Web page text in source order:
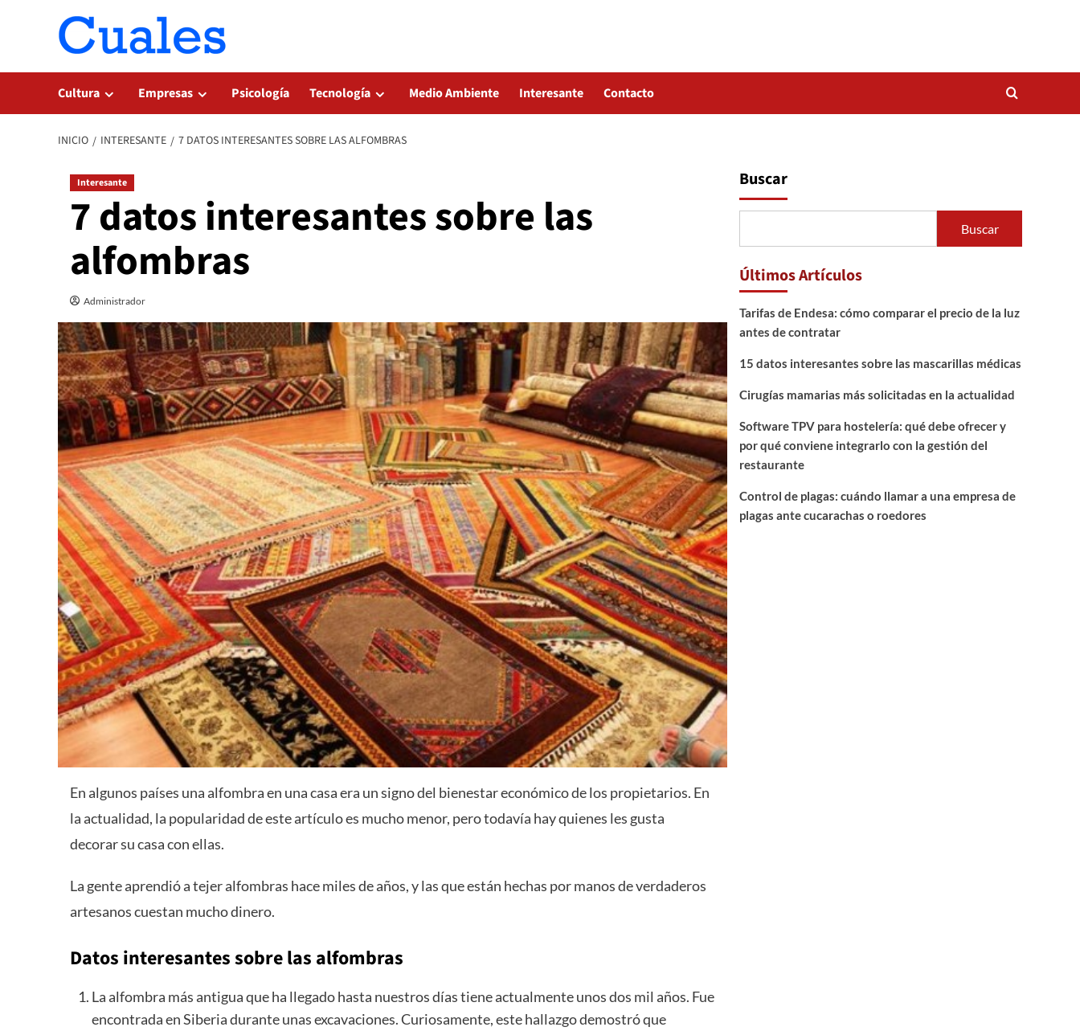
Cultura Empresas Psicología Tecnología Medio Ambiente Interesante Contacto
INICIO INTERESANTE 7 DATOS INTERESANTES SOBRE LAS ALFOMBRAS
Interesante
7 datos interesantes sobre las
alfombras
Administrador
En algunos países una alfombra en una casa era un signo del bienestar económico de los propietarios. En
la actualidad, la popularidad de este artículo es mucho menor, pero todavía hay quienes les gusta
decorar su casa con ellas.
La gente aprendió a tejer alfombras hace miles de años, y las que están hechas por manos de verdaderos
artesanos cuestan mucho dinero.
Datos interesantes sobre las alfombras
La alfombra más antigua que ha llegado hasta nuestros días tiene actualmente unos dos mil años. Fue
encontrada en Siberia durante unas excavaciones. Curiosamente, este hallazgo demostró que
Buscar
Buscar
Últimos Artículos
Tarifas de Endesa: cómo comparar el precio de la luz
antes de contratar
15 datos interesantes sobre las mascarillas médicas
Cirugías mamarias más solicitadas en la actualidad
Software TPV para hostelería: qué debe ofrecer y
por qué conviene integrarlo con la gestión del
restaurante
Control de plagas: cuándo llamar a una empresa de
plagas ante cucarachas o roedores